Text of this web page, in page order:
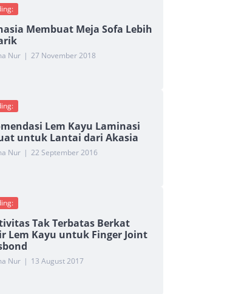
Membuat Meja Sofa Lebih
Nur | 27 November 2018
Lem Kayu Laminasi
untuk Lantai dari Akasia
Nur | 22 September 2016
Tak Terbatas Berkat
Lem Kayu untuk Finger Joint
Nur | 13 August 2017